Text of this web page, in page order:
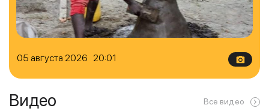
05 августа 2026 20:01
Видео Все видео